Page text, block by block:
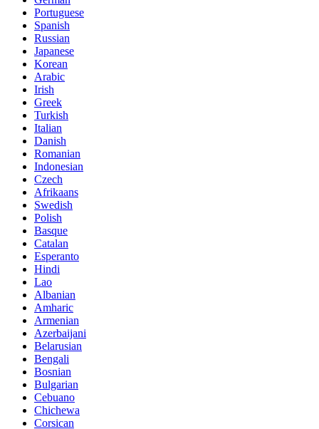
Portuguese
Spanish
Russian
Japanese
Korean
Arabic
Irish
Greek
Turkish
Italian
Danish
Romanian
Indonesian
Czech
Afrikaans
Swedish
Polish
Basque
Catalan
Esperanto
Hindi
Lao
Albanian
Amharic
Armenian
Azerbaijani
Belarusian
Bengali
Bosnian
Bulgarian
Cebuano
Chichewa
Corsican